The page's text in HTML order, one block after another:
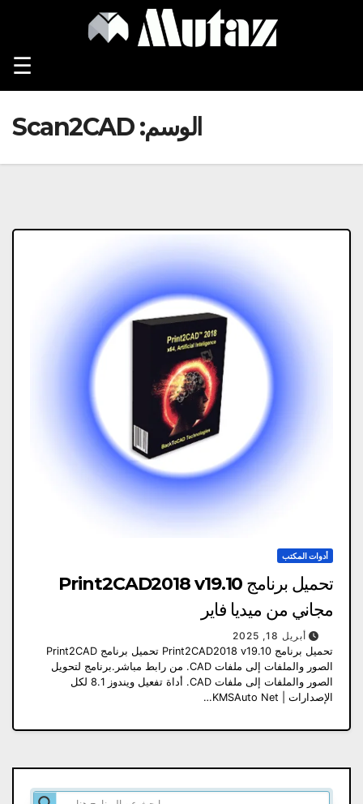
☰
الوسم:Scan2CAD
أدوات المكتب
تحميل برنامج Print2CAD2018 v19.10
مجاني من ميديا ​​فاير
أبريل 18, 2025
تحميل برنامج Print2CAD2018 v19.10 تحميل برنامج Print2CAD
الصور والملفات إلى ملفات CAD. من رابط مباشر.برنامج لتحويل
الصور والملفات إلى ملفات CAD. أداة تفعيل ويندوز 8.1 لكل
الإصدارات | KMSAuto Net…